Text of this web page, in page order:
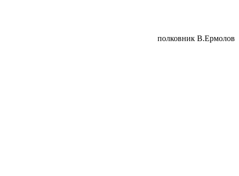
полковник В.Ермолов